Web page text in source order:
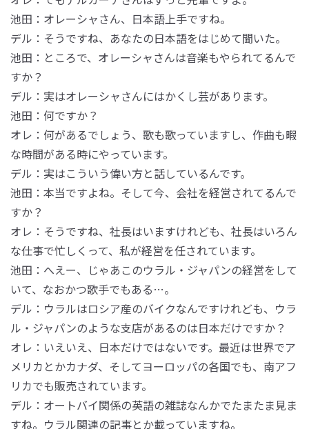
池田：オレーシャさん、日本語上手ですね。
デル：そうですね、あなたの日本語をはじめて聞いた。
池田：ところで、オレーシャさんは音楽もやられてるんで
すか？
デル：実はオレーシャさんにはかくし芸があります。
池田：何ですか？
オレ：何があるでしょう、歌も歌っていますし、作曲も暇
な時間がある時にやっています。
デル：実はこういう偉い方と話しているんです。
池田：本当ですよね。そして今、会社を経営されてるんで
すか？
オレ：そうですね、社長はいますけれども、社長はいろん
な仕事で忙しくって、私が経営を任されています。
池田：へえー、じゃあこのウラル・ジャパンの経営をして
いて、なおかつ歌手でもある…。
デル：ウラルはロシア産のバイクなんですけれども、ウラ
ル・ジャパンのような支店があるのは日本だけですか？
オレ：いえいえ、日本だけではないです。最近は世界でア
メリカとかカナダ、そしてヨーロッパの各国でも、南アフ
リカでも販売されています。
デル：オートバイ関係の英語の雑誌なんかでたまたま見ま
すね。ウラル関連の記事とか載っていますね。